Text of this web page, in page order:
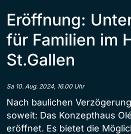
Eröffnung:
für Familien im
St.Gallen
Sa 10. Aug. 2024, 16.00 Uhr
Nach baulichen
soweit: Das Konzepthaus
eröffnet. Es bietet die